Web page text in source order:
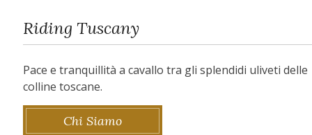
Riding Tuscany
Pace e tranquillità a cavallo tra gli splendidi uliveti delle
colline toscane.
Chi Siamo